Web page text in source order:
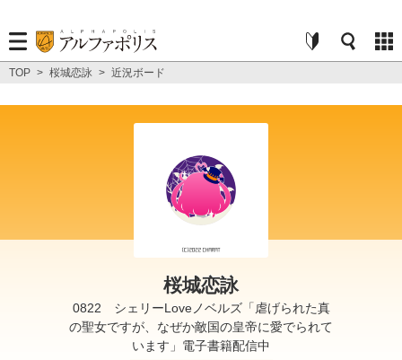
TOP > 桜城恋詠 > 近況ボード
桜城恋詠
0822 シェリーLoveノベルズ「虐げられた真
の聖女ですが、なぜか敵国の皇帝に愛でられて
います」電子書籍配信中